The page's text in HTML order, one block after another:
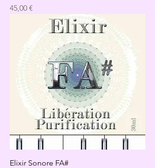
Precio
45,00 €
Elixir Sonore FA#